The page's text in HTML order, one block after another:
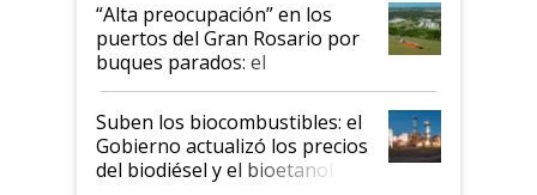
“Alta preocupación” en los
puertos del Gran Rosario por
buques parados: el
funcionamiento de las
exportadoras en tensión tras
la medida de fuerza de los
prácticos
Suben los biocombustibles: el
Gobierno actualizó los precios
del biodiésel y el bioetanol